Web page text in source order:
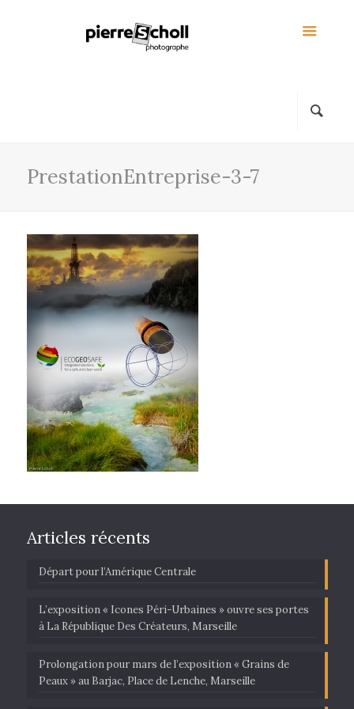
PrestationEntreprise-3-7
Articles récents
Départ pour l’Amérique Centrale
L’exposition « Icones Péri-Urbaines » ouvre ses portes
à La République Des Créateurs, Marseille
Prolongation pour mars de l’exposition « Grains de
Peaux » au Barjac, Place de Lenche, Marseille